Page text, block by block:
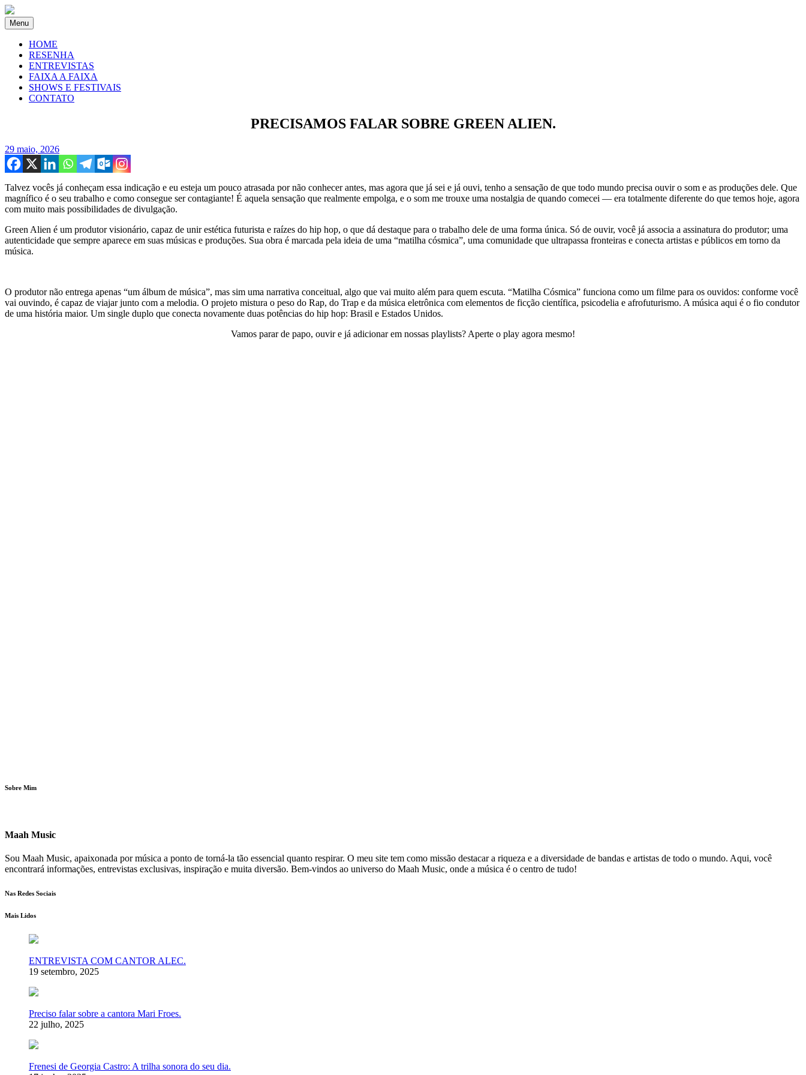
Menu
HOME
RESENHA
ENTREVISTAS
FAIXA A FAIXA
SHOWS E FESTIVAIS
CONTATO
PRECISAMOS FALAR SOBRE GREEN ALIEN.
29 maio, 2026
Talvez vocês já conheçam essa indicação e eu esteja um pouco atrasada por não conhecer antes, mas agora que já sei e já ouvi, tenho a sensação de que todo mundo precisa ouvir o som e as produções dele. Que
magnífico é o seu trabalho e como consegue ser contagiante! É aquela sensação que realmente empolga, e o som me trouxe uma nostalgia de quando comecei — era totalmente diferente do que temos hoje, agora
com muito mais possibilidades de divulgação.
Green Alien é um produtor visionário, capaz de unir estética futurista e raízes do hip hop, o que dá destaque para o trabalho dele de uma forma única. Só de ouvir, você já associa a assinatura do produtor; uma
autenticidade que sempre aparece em suas músicas e produções. Sua obra é marcada pela ideia de uma “matilha cósmica”, uma comunidade que ultrapassa fronteiras e conecta artistas e públicos em torno da
música.
O produtor não entrega apenas “um álbum de música”, mas sim uma narrativa conceitual, algo que vai muito além para quem escuta. “Matilha Cósmica” funciona como um filme para os ouvidos: conforme você
vai ouvindo, é capaz de viajar junto com a melodia. O projeto mistura o peso do Rap, do Trap e da música eletrônica com elementos de ficção científica, psicodelia e afrofuturismo. A música aqui é o fio condutor
de uma história maior. Um single duplo que conecta novamente duas potências do hip hop: Brasil e Estados Unidos.
Vamos parar de papo, ouvir e já adicionar em nossas playlists? Aperte o play agora mesmo!
Sobre Mim
Maah Music
Sou Maah Music, apaixonada por música a ponto de torná-la tão essencial quanto respirar. O meu site tem como missão destacar a riqueza e a diversidade de bandas e artistas de todo o mundo. Aqui, você
encontrará informações, entrevistas exclusivas, inspiração e muita diversão. Bem-vindos ao universo do Maah Music, onde a música é o centro de tudo!
Nas Redes Sociais
Mais Lidos
ENTREVISTA COM CANTOR ALEC.
19 setembro, 2025
Preciso falar sobre a cantora Mari Froes.
22 julho, 2025
Frenesi de Georgia Castro: A trilha sonora do seu dia.